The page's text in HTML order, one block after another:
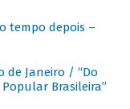
tempo depois –
de Janeiro / “Do
Brasileira”